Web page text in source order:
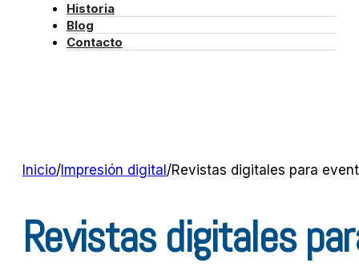
Historia
Blog
Contacto
Inicio/ Impresión digital /Revistas digitales para
Revistas digitales